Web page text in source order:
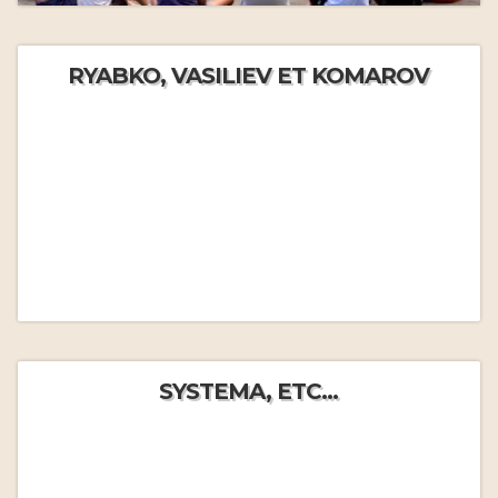
RYABKO, VASILIEV ET KOMAROV
SYSTEMA, ETC...